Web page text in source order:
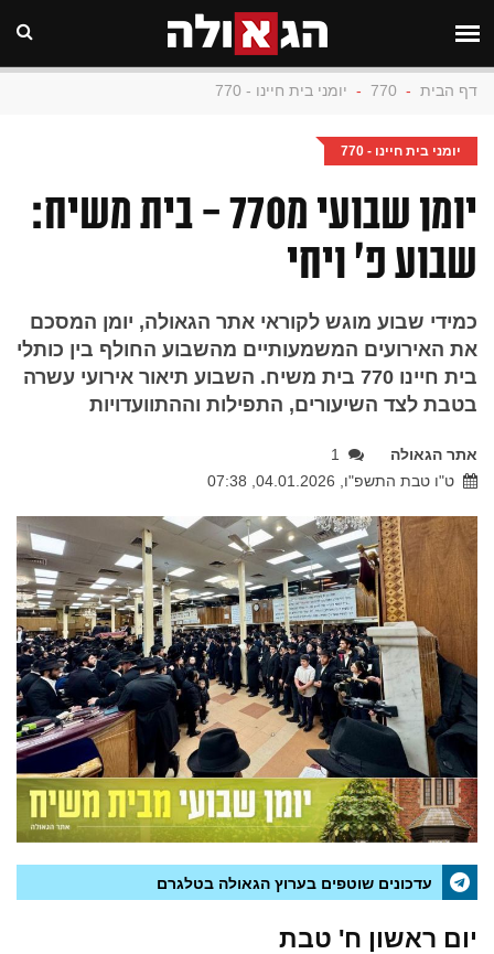
דף הבית -
770
- יומני בית חיינו - 770
יומני בית חיינו - 770
יומן שבועי מ770 - בית משיח:
שבוע פ' ויחי
כמידי שבוע מוגש לקוראי אתר הגאולה, יומן המסכם
את האירועים המשמעותיים מהשבוע החולף בין כותלי
בית חיינו 770 בית משיח. השבוע תיאור אירועי עשרה
בטבת לצד השיעורים, התפילות וההתוועדויות
אתר הגאולה
1
ט"ו טבת התשפ"ו, 04.01.2026, 07:38
עדכונים שוטפים בערוץ הגאולה בטלגרם
יום ראשון ח' טבת